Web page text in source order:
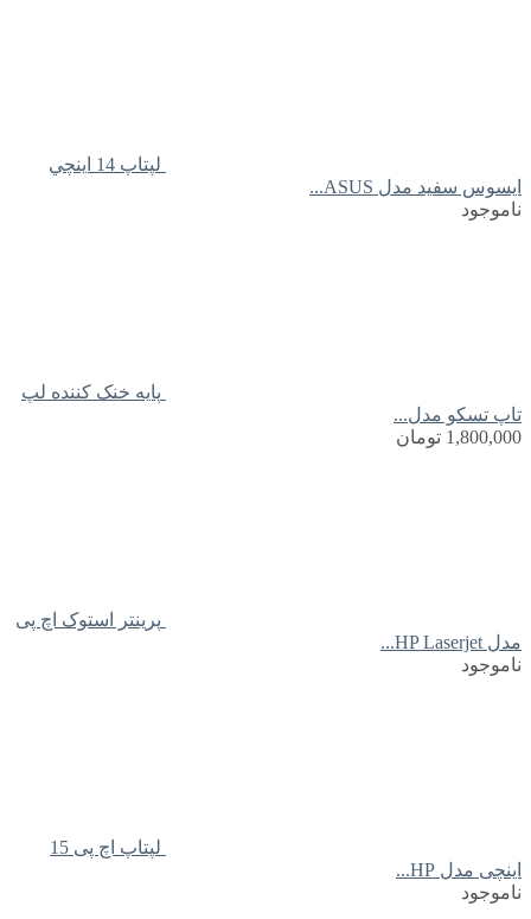
لپتاپ 14 اينچي
ايسوس سفید مدل ASUS...
ناموجود
پایه خنک کننده لپ
تاپ تسکو مدل...
1,800,000 تومان
پرینتر استوک اچ پی
مدل HP Laserjet...
ناموجود
لپتاپ اچ پی 15
اینچی مدل HP...
ناموجود